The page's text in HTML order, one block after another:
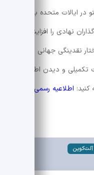
ایالات متحده باشد.
نهادی را افزایش
نقدینگی جهانی را
و دیدن اطلاعیه
اطلاعیه رسمی یا